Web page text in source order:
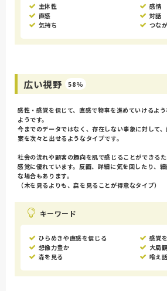
主体性
感情
直感
対話
気持ち
つな
広い視野 58%
感性・感覚を信じて、直感で物事を進めていけるよ
ようです。
今までのデータではなく、存在しない事象に対して
案を次々と出せるようなタイプです。
社会の流れや顧客の趣向を肌で感じることができる
感覚に優れています。反面、詳細に気を回したり、
な場合もあります。
（木を見るよりも、森を見ることが得意なタイプ）
キーワード
ひらめきや直感を信じる
感覚
想像力豊か
大局観
森を見る
喩え